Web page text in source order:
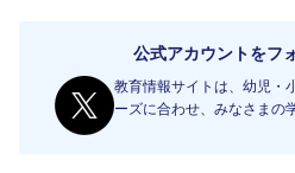
公式アカウントをフ
教育情報サイトは、幼児・
ーズに合わせ、みなさまの